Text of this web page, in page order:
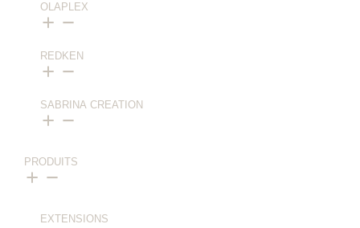
OLAPLEX
⁠⁠REDKEN
SABRINA CREATION
PRODUITS
EXTENSIONS